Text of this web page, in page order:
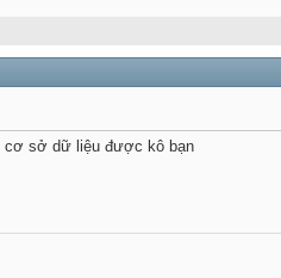
cơ sở dữ liệu được kô bạn